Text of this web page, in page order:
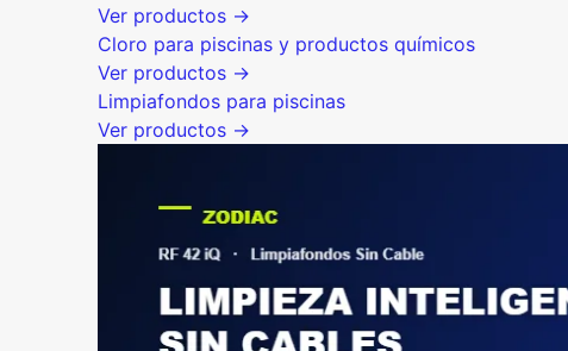
Ver productos →
Cloro para piscinas y productos químicos
Ver productos →
Limpiafondos para piscinas
Ver productos →